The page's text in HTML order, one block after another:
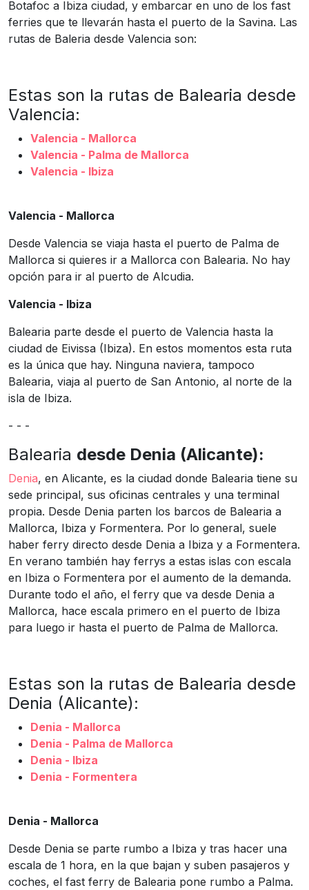
Botafoc a Ibiza ciudad, y embarcar en uno de los fast
ferries que te llevarán hasta el puerto de la Savina. Las
rutas de Baleria desde Valencia son:
Estas son la rutas de Balearia desde
Valencia:
Valencia - Mallorca
Valencia - Palma de Mallorca
Valencia - Ibiza
Valencia - Mallorca
Desde Valencia se viaja hasta el puerto de Palma de
Mallorca si quieres ir a Mallorca con Balearia. No hay
opción para ir al puerto de Alcudia.
Valencia - Ibiza
Balearia parte desde el puerto de Valencia hasta la
ciudad de Eivissa (Ibiza). En estos momentos esta ruta
es la única que hay. Ninguna naviera, tampoco
Balearia, viaja al puerto de San Antonio, al norte de la
isla de Ibiza.
- - -
Balearia desde Denia (Alicante):
Denia, en Alicante, es la ciudad donde Balearia tiene su
sede principal, sus oficinas centrales y una terminal
propia. Desde Denia parten los barcos de Balearia a
Mallorca, Ibiza y Formentera. Por lo general, suele
haber ferry directo desde Denia a Ibiza y a Formentera.
En verano también hay ferrys a estas islas con escala
en Ibiza o Formentera por el aumento de la demanda.
Durante todo el año, el ferry que va desde Denia a
Mallorca, hace escala primero en el puerto de Ibiza
para luego ir hasta el puerto de Palma de Mallorca.
Estas son la rutas de Balearia desde
Denia (Alicante):
Denia - Mallorca
Denia - Palma de Mallorca
Denia - Ibiza
Denia - Formentera
Denia - Mallorca
Desde Denia se parte rumbo a Ibiza y tras hacer una
escala de 1 hora, en la que bajan y suben pasajeros y
coches, el fast ferry de Balearia pone rumbo a Palma.